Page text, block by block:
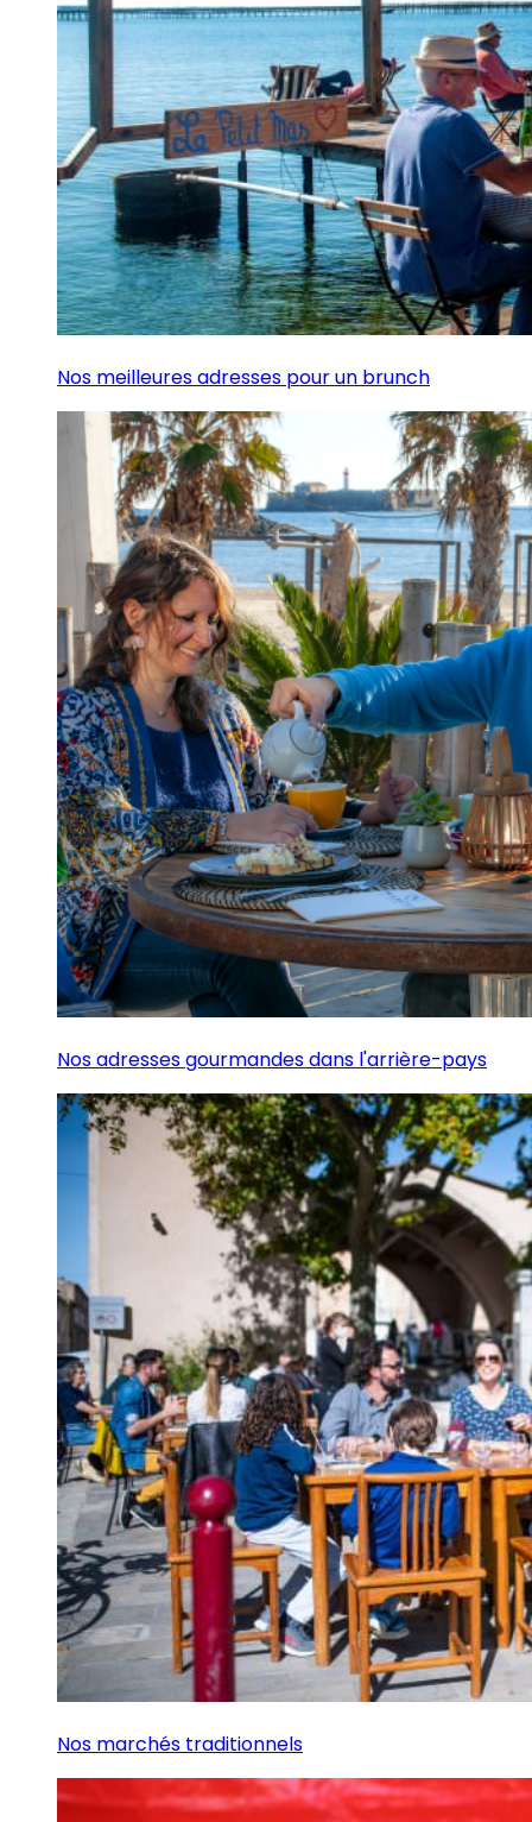
Nos meilleures adresses pour un brunch
Nos adresses gourmandes dans l'arrière-pays
Nos marchés traditionnels